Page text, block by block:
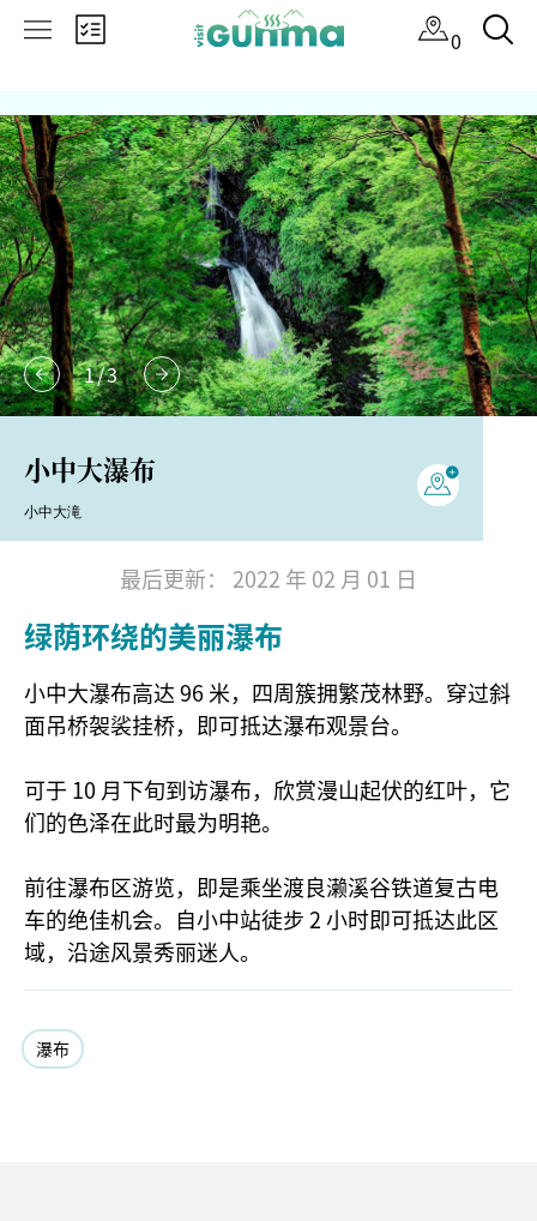
0
1/3
小中大瀑布
小中大滝
最后更新： 2022 年 02 月 01 日
绿荫环绕的美丽瀑布
小中大瀑布高达 96 米，四周簇拥繁茂林野。穿过斜
面吊桥袈裟挂桥，即可抵达瀑布观景台。
可于 10 月下旬到访瀑布，欣赏漫山起伏的红叶，它
们的色泽在此时最为明艳。
前往瀑布区游览，即是乘坐渡良濑溪谷铁道复古电
车的绝佳机会。自小中站徒步 2 小时即可抵达此区
域，沿途风景秀丽迷人。
瀑布